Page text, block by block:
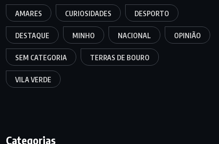
AMARES CURIOSIDADES DESPORTO
DESTAQUE MINHO NACIONAL OPINIÃO
SEM CATEGORIA TERRAS DE BOURO
VILA VERDE
Categorias